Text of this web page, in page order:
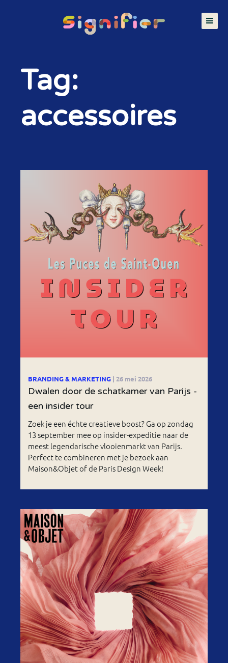
Tag:
accessoires
BRANDING & MARKETING | 26 mei 2026
Dwalen door de schatkamer van Parijs -
een insider tour
Zoek je een échte creatieve boost? Ga op zondag
13 september mee op insider-expeditie naar de
meest legendarische vlooienmarkt van Parijs.
Perfect te combineren met je bezoek aan
Maison&Objet of de Paris Design Week!